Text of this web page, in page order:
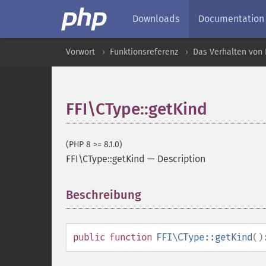
Downloads Documentation
Vorwort Funktionsreferenz Das Verhalten von
FFI\CType::getKind
(PHP 8 >= 8.1.0)
FFI\CType::getKind — Description
Beschreibung
public function FFI\CType::getKind